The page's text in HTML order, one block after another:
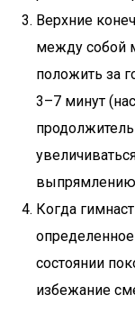
Верхние
между собой
положить за
3–7 минут
выпрямлению
Когда
состоянии
избежание